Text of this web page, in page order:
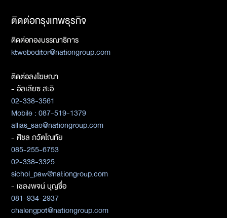
ติดต่อกรุงเทพธุรกิจ
ติดต่อกองบรรณาธิการ
ktwebeditor@nationgroup.com
ติดต่อลงโฆษณา
- อัลเลียซ สะอิ
02-338-3561
Mobile : 087-519-1379
allias_sae@nationgroup.com
- ศิชล ภวัตโณทัย
085-255-6753
02-338-3325
sichol_paw@nationgroup.com
- เชลงพจน์ บุญซื่อ
081-934-2937
chalengpot@nationgroup.com